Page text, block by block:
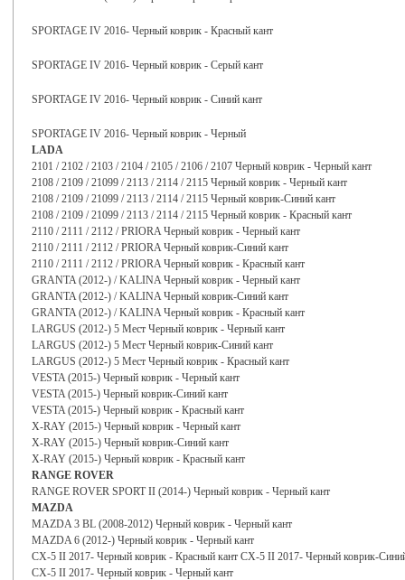
SPORTAGE IV 2016- Черный коврик - Красный кант
SPORTAGE IV 2016- Черный коврик - Серый кант
SPORTAGE IV 2016- Черный коврик - Синий кант
SPORTAGE IV 2016- Черный коврик - Черный
LADA
2101 / 2102 / 2103 / 2104 / 2105 / 2106 / 2107 Черный коврик - Черный кант
2108 / 2109 / 21099 / 2113 / 2114 / 2115 Черный коврик - Черный кант
2108 / 2109 / 21099 / 2113 / 2114 / 2115 Черный коврик-Синий кант
2108 / 2109 / 21099 / 2113 / 2114 / 2115 Черный коврик - Красный кант
2110 / 2111 / 2112 / PRIORA Черный коврик - Черный кант
2110 / 2111 / 2112 / PRIORA Черный коврик-Синий кант
2110 / 2111 / 2112 / PRIORA Черный коврик - Красный кант
GRANTA (2012-) / KALINA Черный коврик - Черный кант
GRANTA (2012-) / KALINA Черный коврик-Синий кант
GRANTA (2012-) / KALINA Черный коврик - Красный кант
LARGUS (2012-) 5 Мест Черный коврик - Черный кант
LARGUS (2012-) 5 Мест Черный коврик-Синий кант
LARGUS (2012-) 5 Мест Черный коврик - Красный кант
VESTA (2015-) Черный коврик - Черный кант
VESTA (2015-) Черный коврик-Синий кант
VESTA (2015-) Черный коврик - Красный кант
X-RAY (2015-) Черный коврик - Черный кант
X-RAY (2015-) Черный коврик-Синий кант
X-RAY (2015-) Черный коврик - Красный кант
RANGE ROVER
RANGE ROVER SPORT II (2014-) Черный коврик - Черный кант
MAZDA
MAZDA 3 BL (2008-2012) Черный коврик - Черный кант
MAZDA 6 (2012-) Черный коврик - Черный кант
CX-5 II 2017- Черный коврик - Красный кант CX-5 II 2017- Черный коврик-
CX-5 II 2017- Черный коврик - Черный кант